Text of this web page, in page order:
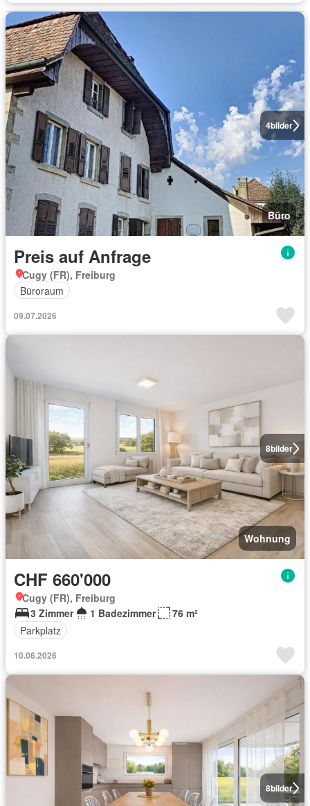
4bilder
Büro
Preis auf Anfrage
Cugy (FR), Freiburg
Büroraum
09.07.2026
8bilder
Wohnung
CHF 660'000
Cugy (FR), Freiburg
3 Zimmer
1 Badezimmer
76 m²
Parkplatz
10.06.2026
8bilder